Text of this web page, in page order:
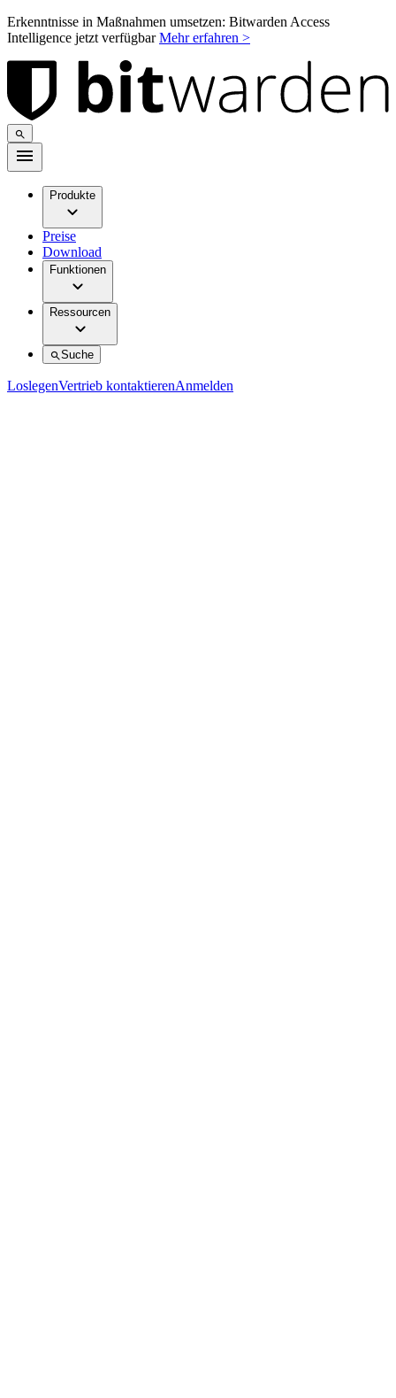
Erkenntnisse in Maßnahmen umsetzen: Bitwarden Access
Intelligence jetzt verfügbarMehr erfahren >
Produkte
Preise
Download
Funktionen
Ressourcen
Suche
LoslegenVertrieb kontaktierenAnmelden